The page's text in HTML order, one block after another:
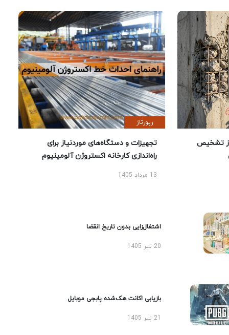
تشخیص
رپورتاژ
تجهیزات و دستگاه‌های موردنیاز برای
راه‌اندازی کارخانه اکستروژن آلومینیوم
13 مرداد 1405
اشتغال‌زایی بدون تاریخ انقضا
20 تیر 1405
بازیابی اکانت هک‌شده پابجی موبایل